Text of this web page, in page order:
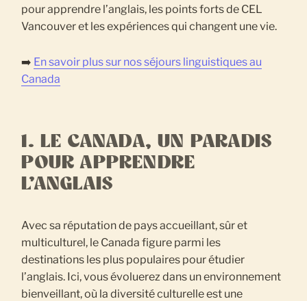
pour apprendre l’anglais, les points forts de CEL
Vancouver et les expériences qui changent une vie.
➡️ En savoir plus sur nos séjours linguistiques au
Canada
1. LE CANADA, UN PARADIS
POUR APPRENDRE
L’ANGLAIS
Avec sa réputation de pays accueillant, sûr et
multiculturel, le Canada figure parmi les
destinations les plus populaires pour étudier
l’anglais. Ici, vous évoluerez dans un environnement
bienveillant, où la diversité culturelle est une